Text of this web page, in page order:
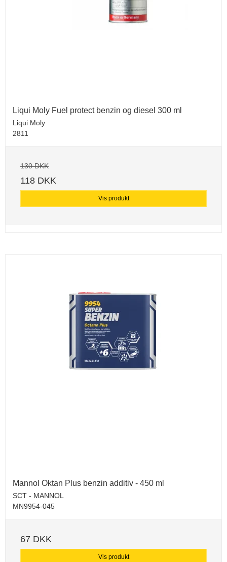
Liqui Moly Fuel protect benzin og diesel 300 ml
Liqui Moly
2811
130 DKK
118 DKK
Vis produkt
Mannol Oktan Plus benzin additiv - 450 ml
SCT - MANNOL
MN9954-045
67 DKK
Vis produkt